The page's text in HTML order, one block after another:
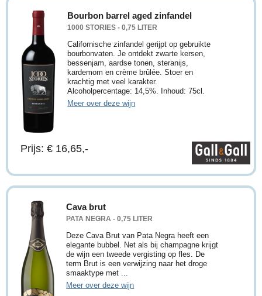
Bourbon barrel aged zinfandel
1000 STORIES - 0,75 LITER
Californische zinfandel gerijpt op gebruikte
bourbonvaten. Je ontdekt zwarte kersen,
bessenjam, aardse tonen, steranijs,
kardemom en crème brûlée. Stoer en
krachtig met veel karakter.
Alcoholpercentage: 14,5%. Inhoud: 75cl.
Meer over deze wijn
Prijs: € 16,65,-
Cava brut
PATA NEGRA - 0,75 LITER
Deze Cava Brut van Pata Negra heeft een
elegante bubbel. Net als bij champagne krijgt
de wijn een tweede vergisting op fles. De
term Brut is een verwijzing naar het droge
smaaktype met ...
Meer over deze wijn